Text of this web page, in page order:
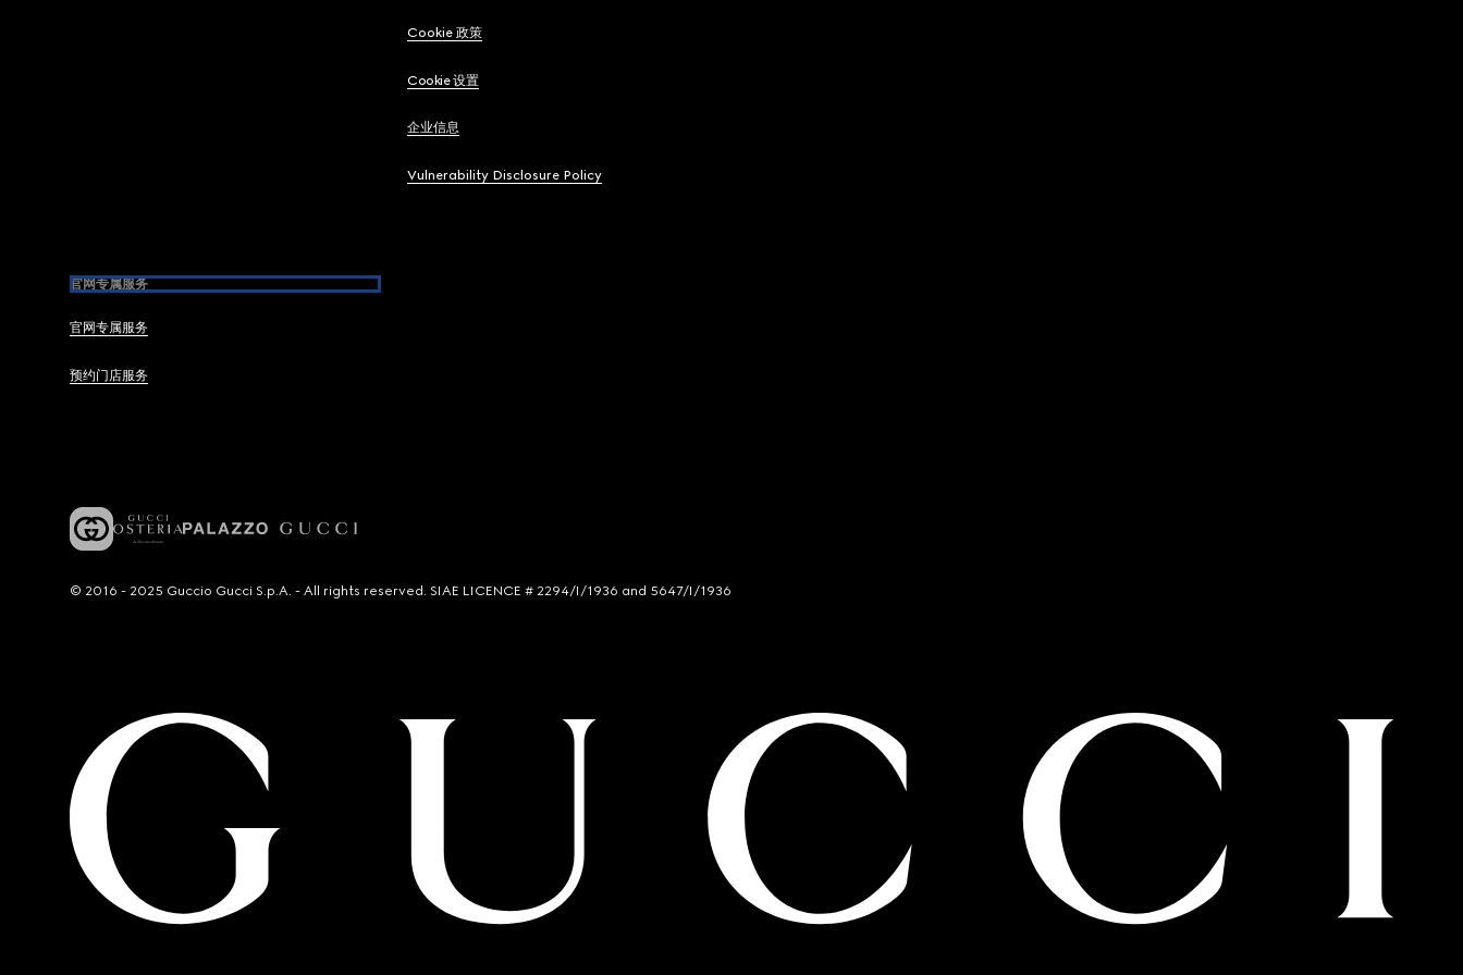
Cookie 政策
Cookie 设置
企业信息
Vulnerability Disclosure Policy
官网专属服务
官网专属服务
预约门店服务
© 2016 - 2025 Guccio Gucci S.p.A. - All rights reserved. SIAE LICENCE # 2294/I/1936 and 5647/I/1936